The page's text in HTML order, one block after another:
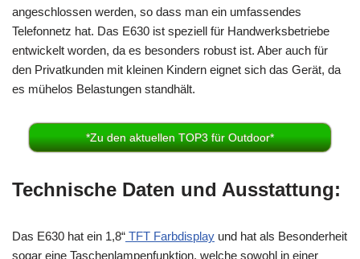
angeschlossen werden, so dass man ein umfassendes
Telefonnetz hat. Das E630 ist speziell für Handwerksbetriebe
entwickelt worden, da es besonders robust ist. Aber auch für
den Privatkunden mit kleinen Kindern eignet sich das Gerät, da
es mühelos Belastungen standhält.
*Zu den aktuellen TOP3 für Outdoor*
Technische Daten und Ausstattung:
Das E630 hat ein 1,8“ TFT Farbdisplay und hat als Besonderheit
sogar eine Taschenlampenfunktion, welche sowohl in einer